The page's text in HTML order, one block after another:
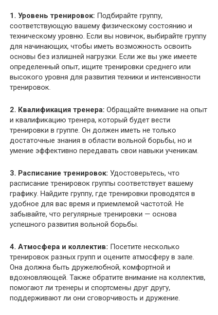
1. Уровень тренировок: Подбирайте группу,
соответствующую вашему физическому состоянию и
техническому уровню. Если вы новичок, выбирайте группу
для начинающих, чтобы иметь возможность освоить
основы без излишней нагрузки. Если же вы уже имеете
определенный опыт, ищите тренировки среднего или
высокого уровня для развития техники и интенсивности
тренировок.
2. Квалификация тренера: Обращайте внимание на опыт
и квалификацию тренера, который будет вести
тренировки в группе. Он должен иметь не только
достаточные знания в области вольной борьбы, но и
умение эффективно передавать свои навыки ученикам.
3. Расписание тренировок: Удостоверьтесь, что
расписание тренировок группы соответствует вашему
графику. Найдите группу, где тренировки проводятся в
удобное для вас время и приемлемой частотой. Не
забывайте, что регулярные тренировки — основа
успешного развития вольной борьбы.
4. Атмосфера и коллектив: Посетите несколько
тренировок разных групп и оцените атмосферу в зале.
Она должна быть дружелюбной, комфортной и
вдохновляющей. Также обратите внимание на коллектив,
помогают ли тренеры и спортсмены друг другу,
поддерживают ли они сговорчивость и дружение.